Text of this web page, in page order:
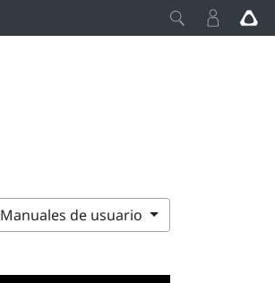
Manuales de usuario